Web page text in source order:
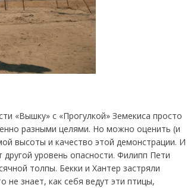
«Вышку» с «Прогулкой» Земекиса просто
разными целями. Но можно оценить (и
высоты и качество этой демонстрации. И
уровень опасности. Филипп Пети
толпы. Бекки и Хантер застряли
не знает, как себя ведут эти птицы,